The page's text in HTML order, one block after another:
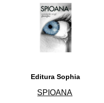
41
Editura Sophia
SPIOANA